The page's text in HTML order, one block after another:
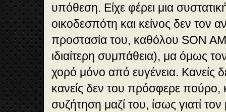
υπόθεση. Είχε φέρει μια
οικοδεσπότη και κείνος δεν τον
προστασία του, καθόλου SON
ιδιαίτερη συμπάθεια), μα όμως
χορό μόνο από ευγένεια. Κανείς
κανείς δεν του πρόσφερε πούρο,
συζήτηση μαζί του, ίσως γιατί